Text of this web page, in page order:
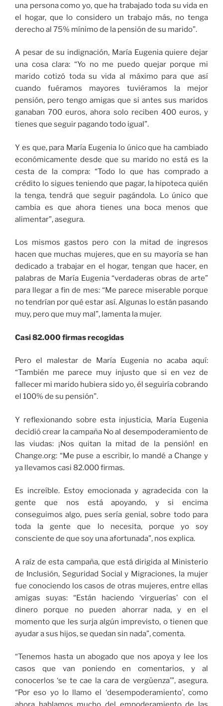
una persona como yo, que ha trabajado toda su vida en
el hogar, que lo considero un trabajo más, no tenga
derecho al 75% mínimo de la pensión de su marido”.
A pesar de su indignación, María Eugenia quiere dejar
una cosa clara: “Yo no me puedo quejar porque mi
marido cotizó toda su vida al máximo para que así
cuando fuéramos mayores tuviéramos la mejor
pensión, pero tengo amigas que si antes sus maridos
ganaban 700 euros, ahora solo reciben 400 euros, y
tienes que seguir pagando todo igual”.
Y es que, para María Eugenia lo único que ha cambiado
económicamente desde que su marido no está es la
cesta de la compra: “Todo lo que has comprado a
crédito lo sigues teniendo que pagar, la hipoteca quién
la tenga, tendrá que seguir pagándola. Lo único que
cambia es que ahora tienes una boca menos que
alimentar”, asegura.
Los mismos gastos pero con la mitad de ingresos
hacen que muchas mujeres, que en su mayoría se han
dedicado a trabajar en el hogar, tengan que hacer, en
palabras de María Eugenia “verdaderas obras de arte”
para llegar a fin de mes: “Me parece miserable porque
no tendrían por qué estar así. Algunas lo están pasando
muy, pero que muy mal”, lamenta la mujer.
Casi 82.000 firmas recogidas
Pero el malestar de María Eugenia no acaba aquí:
“También me parece muy injusto que si en vez de
fallecer mi marido hubiera sido yo, él seguiría cobrando
el 100% de su pensión”.
Y reflexionando sobre esta injusticia, María Eugenia
decidió crear la campaña No al desempoderamiento de
las viudas: ¡Nos quitan la mitad de la pensión! en
Change.org: “Me puse a escribir, lo mandé a Change y
ya llevamos casi 82.000 firmas.
Es increíble. Estoy emocionada y agradecida con la
gente que nos está apoyando, y si encima
conseguimos algo, pues sería genial, sobre todo para
toda la gente que lo necesita, porque yo soy
consciente de que soy una afortunada”, nos explica.
A raíz de esta campaña, que está dirigida al Ministerio
de Inclusión, Seguridad Social y Migraciones, la mujer
fue conociendo los casos de otras mujeres, entre ellas
amigas suyas: “Están haciendo ‘virguerías’ con el
dinero porque no pueden ahorrar nada, y en el
momento que les surja algún imprevisto, o tienen que
ayudar a sus hijos, se quedan sin nada”, comenta.
“Tenemos hasta un abogado que nos apoya y lee los
casos que van poniendo en comentarios, y al
conocerlos ‘se te cae la cara de vergüenza’”, asegura.
“Por eso yo lo llamo el ‘desempoderamiento’, como